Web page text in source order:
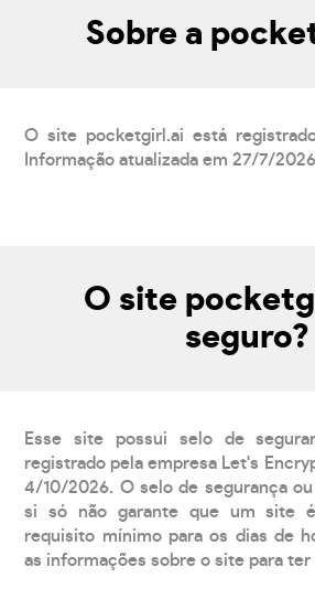
Sobre a
O site pocketgirl.ai está
Informação atualizada em 27/7/
O site
seguro?
Esse site possui selo de
registrado pela empresa Let's
4/10/2026. O selo de segurança
si só não garante que um site
requisito mínimo para os dias de
as informações sobre o site para ter